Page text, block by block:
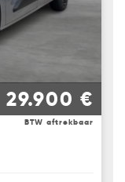
29.900 €
BTW aftrekbaar